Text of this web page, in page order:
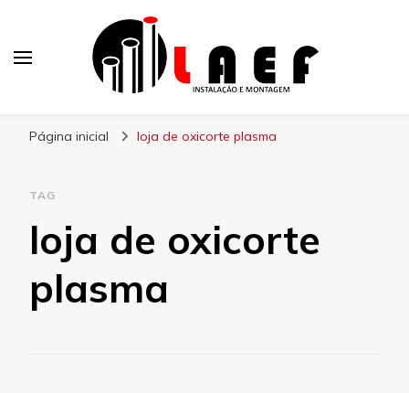
Página inicial loja de oxicorte plasma
TAG
loja de oxicorte
plasma